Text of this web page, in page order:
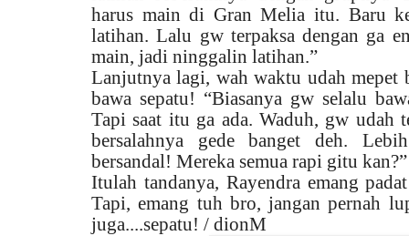
harus main di Gran Melia itu. Baru
latihan. Lalu gw terpaksa dengan ga
main, jadi ninggalin latihan.”
Lanjutnya lagi, wah waktu udah mepet
bawa sepatu! “Biasanya gw selalu
Tapi saat itu ga ada. Waduh, gw udah
bersalahnya gede banget deh.
bersandal! Mereka semua rapi gitu kan?”
Itulah tandanya, Rayendra emang
Tapi, emang tuh bro, jangan pernah
juga....sepatu! / dionM